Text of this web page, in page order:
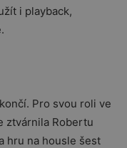
i playback,
Pro svou roli ve
ztvárnila Robertu
hru na housle šest